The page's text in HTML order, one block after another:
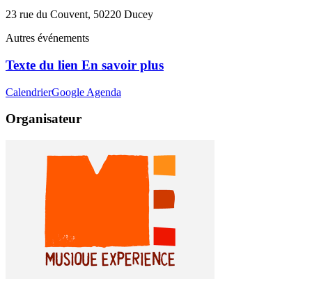
23 rue du Couvent, 50220 Ducey
Autres événements
Texte du lien En savoir plus
CalendrierGoogle Agenda
Organisateur